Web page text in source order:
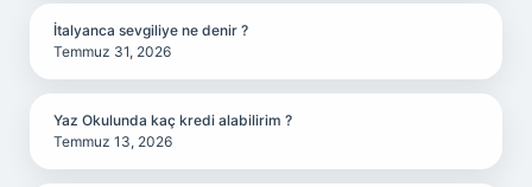
İtalyanca sevgiliye ne denir ?
Temmuz 31, 2026
Yaz Okulunda kaç kredi alabilirim ?
Temmuz 13, 2026